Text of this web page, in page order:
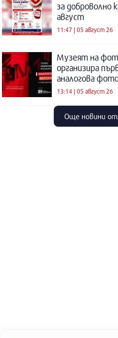
за доброволно
август
11:47 | 05 август 26
Музеят на
организира
аналогова
13:14 | 05 август 26
Още новини от